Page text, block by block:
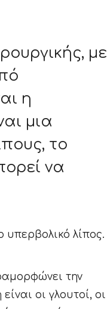
με
η
μια
το
να
λίπος.
την
οι γλουτοί, οι